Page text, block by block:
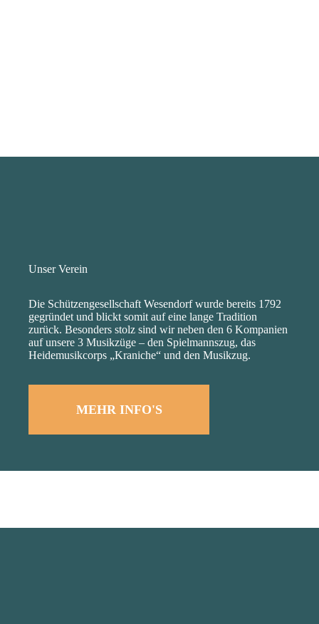
Unser Verein
Die Schützengesellschaft Wesendorf wurde bereits 1792
gegründet und blickt somit auf eine lange Tradition
zurück. Besonders stolz sind wir neben den 6 Kompanien
auf unsere 3 Musikzüge – den Spielmannszug, das
Heidemusikcorps „Kraniche“ und den Musikzug.
MEHR INFO'S